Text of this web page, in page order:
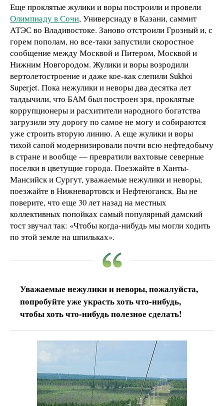
Еще проклятые жулики и воры построили и провели
Олимпиаду в Сочи, Универсиаду в Казани, саммит
АТЭС во Владивостоке. Заново отстроили Грозный и, с
горем пополам, но все-таки запустили скоростное
сообщение между Москвой и Питером, Москвой и
Нижним Новгородом. Жулики и воры возродили
вертолетостроение и даже кое-как слепили Sukhoi
Superjet. Пока нежулики и неворы два десятка лет
талдычили, что БАМ был построен зря, проклятые
коррупционеры и расхитители народного богатства
загрузили эту дорогу по самое не могу и собираются
уже строить вторую линию. А еще жулики и воры
тихой сапой модернизировали почти всю нефтедобычу
в стране и вообще — превратили вахтовые северные
поселки в цветущие города. Поезжайте в Ханты-
Мансийск и Сургут, уважаемые нежулики и неворы,
поезжайте в Нижневартовск и Нефтеюганск. Вы не
поверите, что еще 30 лет назад на местных
коллективных попойках самый популярный дамский
тост звучал так: «Чтобы когда-нибудь мы могли ходить
по этой земле на шпильках».
Уважаемые нежулики и неворы,пожалуйста,
попробуйте уже украсть хоть что-нибудь,
чтобы хоть что-нибудь полезное сделать!